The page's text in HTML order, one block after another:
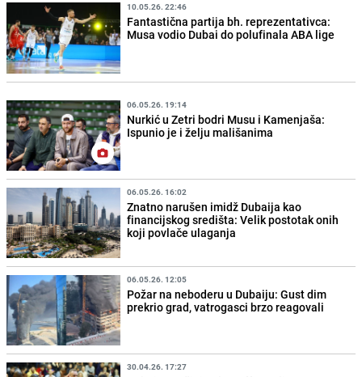
10.05.26. 22:46
Fantastična partija bh. reprezentativca:
Musa vodio Dubai do polufinala ABA lige
06.05.26. 19:14
Nurkić u Zetri bodri Musu i Kamenjaša:
Ispunio je i želju mališanima
06.05.26. 16:02
Znatno narušen imidž Dubaija kao
financijskog središta: Velik postotak onih
koji povlače ulaganja
06.05.26. 12:05
Požar na neboderu u Dubaiju: Gust dim
prekrio grad, vatrogasci brzo reagovali
30.04.26. 17:27